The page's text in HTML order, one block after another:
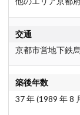
交通
京都市営地下鉄
築後年数
37 年 (1989 年 8